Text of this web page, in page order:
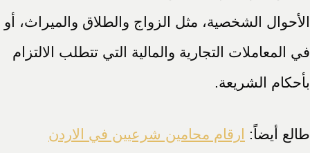
الأحوال الشخصية، مثل الزواج والطلاق والميراث، أو
في المعاملات التجارية والمالية التي تتطلب الالتزام
بأحكام الشريعة.
طالع أيضاً: ارقام محامين شرعيين في الاردن